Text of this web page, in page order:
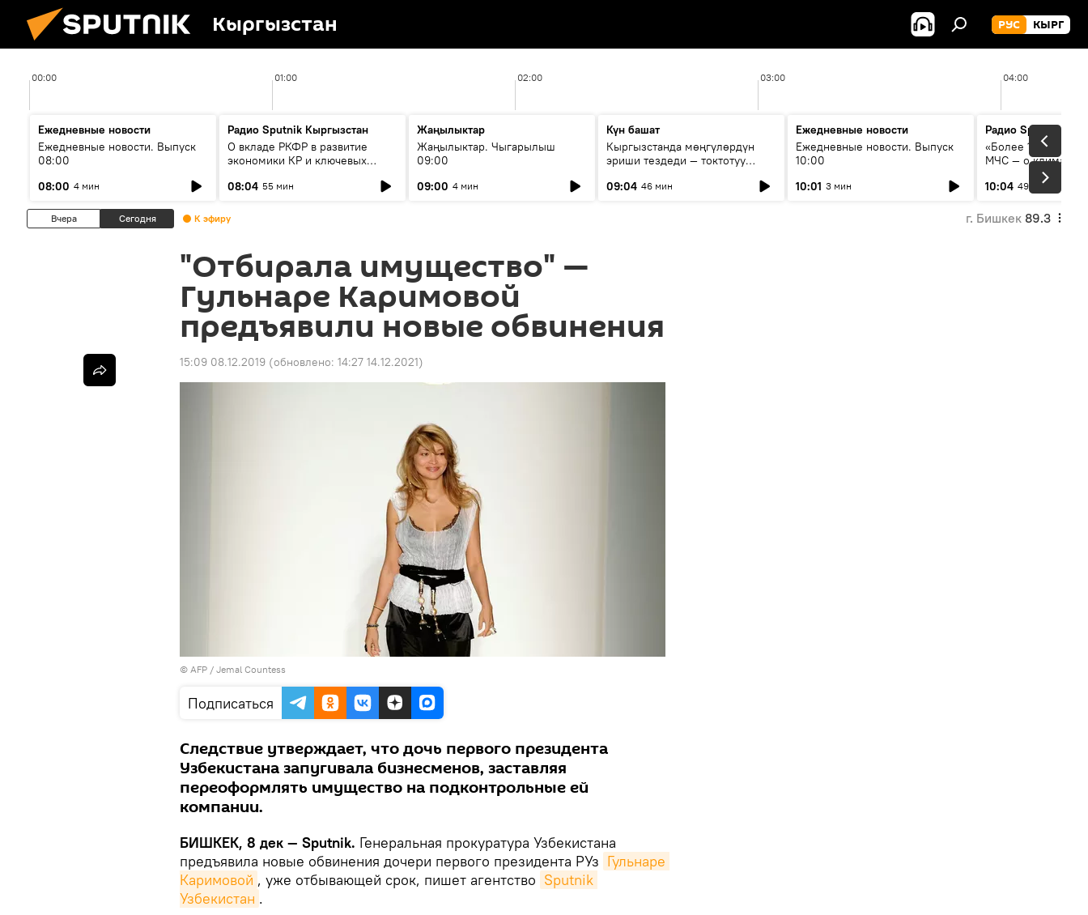
Кыргызстан РУС КЫРГ
00:00 01:00 02:00 03:00 04:00
Ежедневные новости
Ежедневные новости. Выпуск
08:00
08:00 4 мин
Радио Sputnik Кыргызстан
О вкладе РКФР в развитие
экономики КР и ключевых
08:04 55 мин
Жаңылыктар
Жаңылыктар. Чыгарылыш
09:00
09:00 4 мин
Күн башат
Кыргызстанда мөңгүлөрдүн
эриши тездеди — токтотуу
09:04 46 мин
Ежедневные новости
Ежедневные новости. Выпуск
10:00
10:01 3 мин
Радио Sputnik
«Более 1200 сёл в
МЧС — о климате,
системе
населения
10:04 49 мин
Вчера Сегодня К эфиру г. Бишкек 89.3
"Отбирала имущество" —
Гульнаре Каримовой
предъявили новые обвинения
15:09 08.12.2019 (обновлено: 14:27 14.12.2021)
© AFP / Jemal Countess
Подписаться
Следствие утверждает, что дочь первого президента
Узбекистана запугивала бизнесменов, заставляя
переоформлять имущество на подконтрольные ей
компании.
БИШКЕК, 8 дек — Sputnik. Генеральная прокуратура Узбекистана
предъявила новые обвинения дочери первого президента РУз Гульнаре
Каримовой , уже отбывающей срок, пишет агентство Sputnik
Узбекистан .